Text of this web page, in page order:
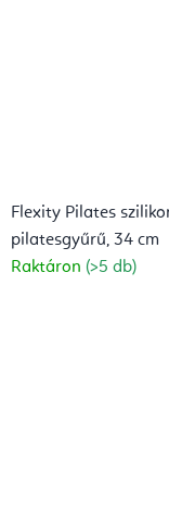
Flexity Pilates
pilatesgyűrű, 34 cm
Raktáron (>5 db)